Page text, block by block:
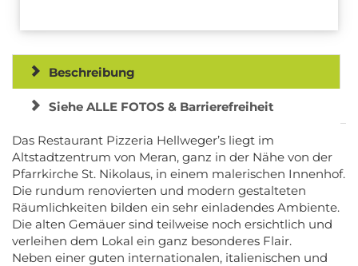
Beschreibung
Siehe ALLE FOTOS & Barrierefreiheit
Das Restaurant Pizzeria Hellweger’s liegt im
Altstadtzentrum von Meran, ganz in der Nähe von der
Pfarrkirche St. Nikolaus, in einem malerischen Innenhof.
Die rundum renovierten und modern gestalteten
Räumlichkeiten bilden ein sehr einladendes Ambiente.
Die alten Gemäuer sind teilweise noch ersichtlich und
verleihen dem Lokal ein ganz besonderes Flair.
Neben einer guten internationalen, italienischen und